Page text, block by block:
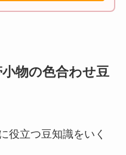
物の色合わせ豆
役立つ豆知識をいく